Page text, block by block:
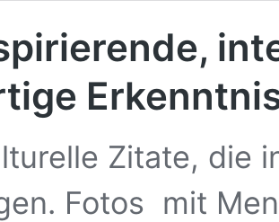
Zitate, die
Fotos mit